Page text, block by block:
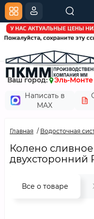
Ваш город:
Эль-Монте
Написать в
MAX
Главная Водосточная
Колено
двухсторонний
Все о товаре